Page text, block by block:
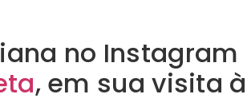
no Instagram
, em sua visita à